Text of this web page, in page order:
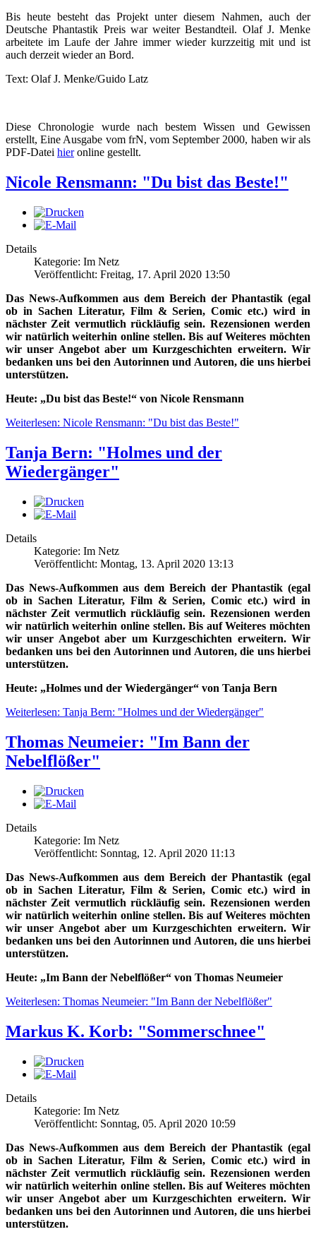
Bis heute besteht das Projekt unter diesem Nahmen, auch der
Deutsche Phantastik Preis war weiter Bestandteil. Olaf J. Menke
arbeitete im Laufe der Jahre immer wieder kurzzeitig mit und ist
auch derzeit wieder an Bord.
Text: Olaf J. Menke/Guido Latz
Diese Chronologie wurde nach bestem Wissen und Gewissen
erstellt, Eine Ausgabe vom frN, vom September 2000, haben wir als
PDF-Datei hieronline gestellt.
Nicole Rensmann: "Du bist das Beste!"
Details
Kategorie: Im Netz
Veröffentlicht: Freitag, 17. April 2020 13:50
Das News-Aufkommen aus dem Bereich der Phantastik (egal
ob in Sachen Literatur, Film & Serien, Comic etc.) wird in
nächster Zeit vermutlich rückläufig sein. Rezensionen werden
wir natürlich weiterhin online stellen. Bis auf Weiteres möchten
wir unser Angebot aber um Kurzgeschichten erweitern. Wir
bedanken uns bei den Autorinnen und Autoren, die uns hierbei
unterstützen.
Heute: „Du bist das Beste!“ von Nicole Rensmann
Weiterlesen: Nicole Rensmann: "Du bist das Beste!"
Tanja Bern: "Holmes und der
Wiedergänger"
Details
Kategorie: Im Netz
Veröffentlicht: Montag, 13. April 2020 13:13
Das News-Aufkommen aus dem Bereich der Phantastik (egal
ob in Sachen Literatur, Film & Serien, Comic etc.) wird in
nächster Zeit vermutlich rückläufig sein. Rezensionen werden
wir natürlich weiterhin online stellen. Bis auf Weiteres möchten
wir unser Angebot aber um Kurzgeschichten erweitern. Wir
bedanken uns bei den Autorinnen und Autoren, die uns hierbei
unterstützen.
Heute: „Holmes und der Wiedergänger“ von Tanja Bern
Weiterlesen: Tanja Bern: "Holmes und der Wiedergänger"
Thomas Neumeier: "Im Bann der
Nebelflößer"
Details
Kategorie: Im Netz
Veröffentlicht: Sonntag, 12. April 2020 11:13
Das News-Aufkommen aus dem Bereich der Phantastik (egal
ob in Sachen Literatur, Film & Serien, Comic etc.) wird in
nächster Zeit vermutlich rückläufig sein. Rezensionen werden
wir natürlich weiterhin online stellen. Bis auf Weiteres möchten
wir unser Angebot aber um Kurzgeschichten erweitern. Wir
bedanken uns bei den Autorinnen und Autoren, die uns hierbei
unterstützen.
Heute: „Im Bann der Nebelflößer“ von Thomas Neumeier
Weiterlesen: Thomas Neumeier: "Im Bann der Nebelflößer"
Markus K. Korb: "Sommerschnee"
Details
Kategorie: Im Netz
Veröffentlicht: Sonntag, 05. April 2020 10:59
Das News-Aufkommen aus dem Bereich der Phantastik (egal
ob in Sachen Literatur, Film & Serien, Comic etc.) wird in
nächster Zeit vermutlich rückläufig sein. Rezensionen werden
wir natürlich weiterhin online stellen. Bis auf Weiteres möchten
wir unser Angebot aber um Kurzgeschichten erweitern. Wir
bedanken uns bei den Autorinnen und Autoren, die uns hierbei
unterstützen.